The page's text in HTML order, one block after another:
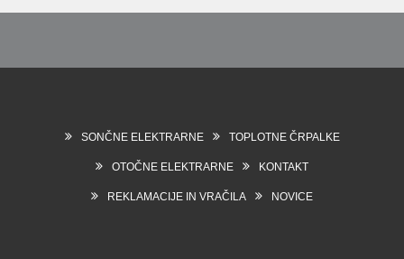
SONČNE ELEKTRARNE TOPLOTNE ČRPALKE
OTOČNE ELEKTRARNE KONTAKT
REKLAMACIJE IN VRAČILA NOVICE